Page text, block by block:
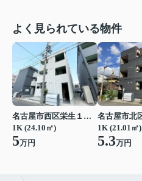
よく見られている物件
名古屋市西区栄生１丁目
1K (24.10㎡)
5万円
1K (21.01㎡)
5.3万円